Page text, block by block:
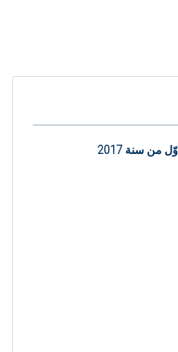
من سنة 2017